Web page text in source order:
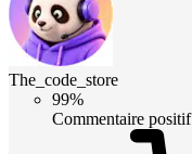
The_code_store
99%
Commentaire positif